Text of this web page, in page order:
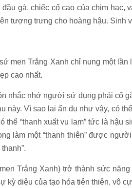
gà, chiếc cổ cao của chim
tượng trưng cho hoàng hậu. Sinh
men Trắng Xanh chỉ nung một
cao nhất.
nhắc nhở người sử dụng phải cố
này. Vì sao lại ẩn dụ như vậy, có
thể “thanh xuất vu lam” tức là
làm một “thanh thiên” được
Trắng Xanh) trở thành sức
kỳ diệu của tạo hóa tiên thiên, vô